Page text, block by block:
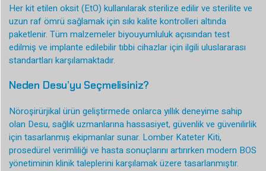
Her kit etilen oksit (EtO) kullanılarak sterilize edilir ve sterilite ve
uzun raf ömrü sağlamak için sıkı kalite kontrolleri altında
paketlenir. Tüm malzemeler biyouyumluluk açısından test
edilmiş ve implante edilebilir tıbbi cihazlar için ilgili uluslararası
standartları karşılamaktadır.
Neden Desu’yu Seçmelisiniz?
Nöroşirürjikal ürün geliştirmede onlarca yıllık deneyime sahip
olan Desu, sağlık uzmanlarına hassasiyet, güvenlik ve güvenilirlik
için tasarlanmış ekipmanlar sunar. Lomber Kateter Kiti,
prosedürel verimliliği ve hasta sonuçlarını artırırken modern BOS
yönetiminin klinik taleplerini karşılamak üzere tasarlanmıştır.